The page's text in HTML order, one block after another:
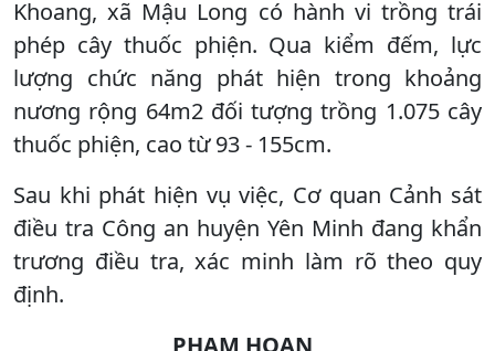
Khoang, xã Mậu Long có hành vi trồng trái
phép cây thuốc phiện. Qua kiểm đếm, lực
lượng chức năng phát hiện trong khoảng
nương rộng 64m2 đối tượng trồng 1.075 cây
thuốc phiện, cao từ 93 - 155cm.
Sau khi phát hiện vụ việc, Cơ quan Cảnh sát
điều tra Công an huyện Yên Minh đang khẩn
trương điều tra, xác minh làm rõ theo quy
định.
PHẠM HOAN